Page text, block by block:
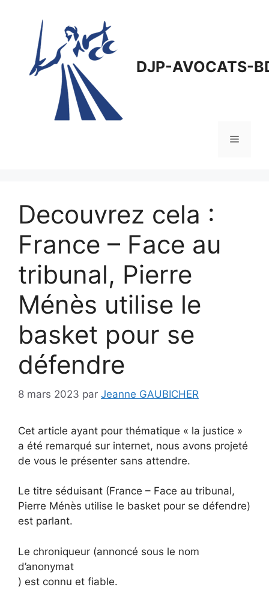
DJP-AVOCATS-
Menu
Decouvrez cela :
France – Face au
tribunal, Pierre
Ménès utilise le
basket pour se
défendre
8 mars 2023 par Jeanne GAUBICHER
Cet article ayant pour thématique « la justice »
a été remarqué sur internet, nous avons projeté
de vous le présenter sans attendre.
Le titre séduisant (France – Face au tribunal,
Pierre Ménès utilise le basket pour se défendre)
est parlant.
Le chroniqueur (annoncé sous le nom
d’anonymat
) est connu et fiable.